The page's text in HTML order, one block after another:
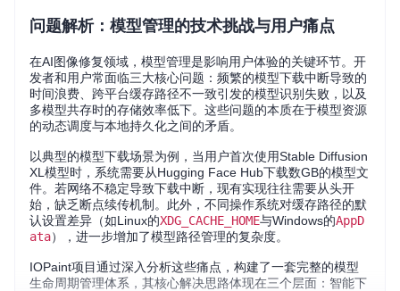
问题解析：模型管理的技术挑战与用户痛点
在AI图像修复领域，模型管理是影响用户体验的关键环节。开
发者和用户常面临三大核心问题：频繁的模型下载中断导致的
时间浪费、跨平台缓存路径不一致引发的模型识别失败，以及
多模型共存时的存储效率低下。这些问题的本质在于模型资源
的动态调度与本地持久化之间的矛盾。
以典型的模型下载场景为例，当用户首次使用Stable Diffusion
XL模型时，系统需要从Hugging Face Hub下载数GB的模型文
件。若网络不稳定导致下载中断，现有实现往往需要从头开
始，缺乏断点续传机制。此外，不同操作系统对缓存路径的默
认设置差异（如Linux的XDG_CACHE_HOME与Windows的AppD
ata），进一步增加了模型路径管理的复杂度。
IOPaint项目通过深入分析这些痛点，构建了一套完整的模型
生命周期管理体系，其核心解决思路体现在三个层面：智能下